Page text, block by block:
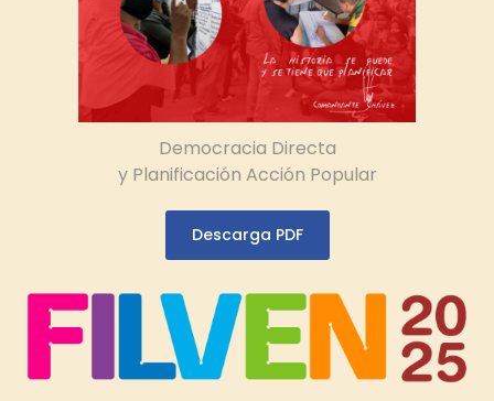
Democracia Directa
y Planificación Acción Popular
Descarga PDF